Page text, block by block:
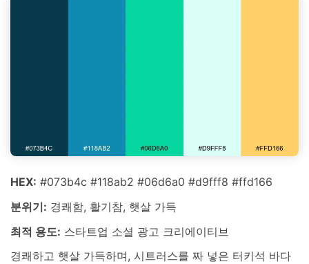
HEX: #073b4c #118ab2 #06d6a0 #d9fff8 #ffd166
분위기: 경쾌함, 활기참, 햇살 가득
최적 용도: 스타트업 소셜 광고 크리에이티브
경쾌하고 햇살 가득하며, 시트러스를 짜 넣은 터키석 바다